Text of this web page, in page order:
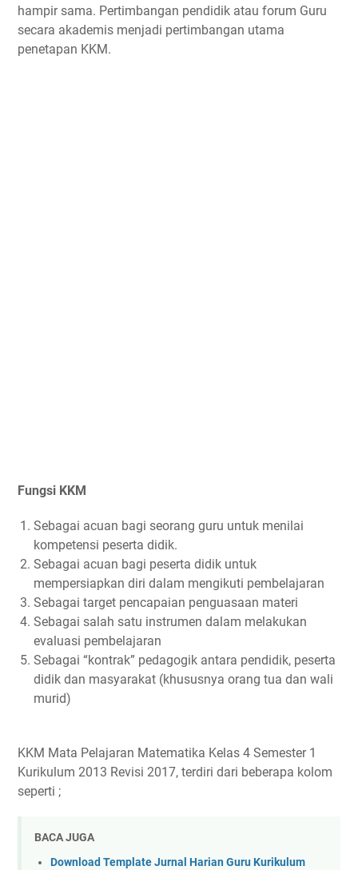
hampir sama. Pertimbangan pendidik atau forum Guru
secara akademis menjadi pertimbangan utama
penetapan KKM.
Fungsi KKM
Sebagai acuan bagi seorang guru untuk menilai
kompetensi peserta didik.
Sebagai acuan bagi peserta didik untuk
mempersiapkan diri dalam mengikuti pembelajaran
Sebagai target pencapaian penguasaan materi
Sebagai salah satu instrumen dalam melakukan
evaluasi pembelajaran
Sebagai “kontrak” pedagogik antara pendidik, peserta
didik dan masyarakat (khususnya orang tua dan wali
murid)
KKM Mata Pelajaran Matematika Kelas 4 Semester 1
Kurikulum 2013 Revisi 2017, terdiri dari beberapa kolom
seperti ;
BACA JUGA
Download Template Jurnal Harian Guru Kurikulum